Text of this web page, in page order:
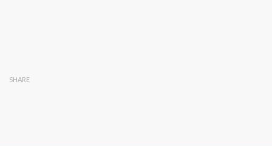
SHARE